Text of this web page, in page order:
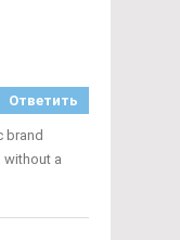
Ответить
brand
without a